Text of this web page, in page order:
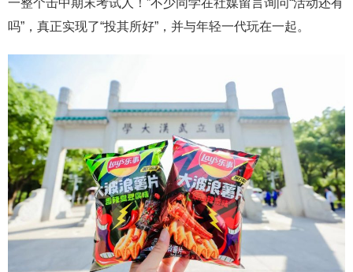
一整个击中期末考试人！”不少同学在社媒留言询问“活动还有
吗”，真正实现了“投其所好”，并与年轻一代玩在一起。